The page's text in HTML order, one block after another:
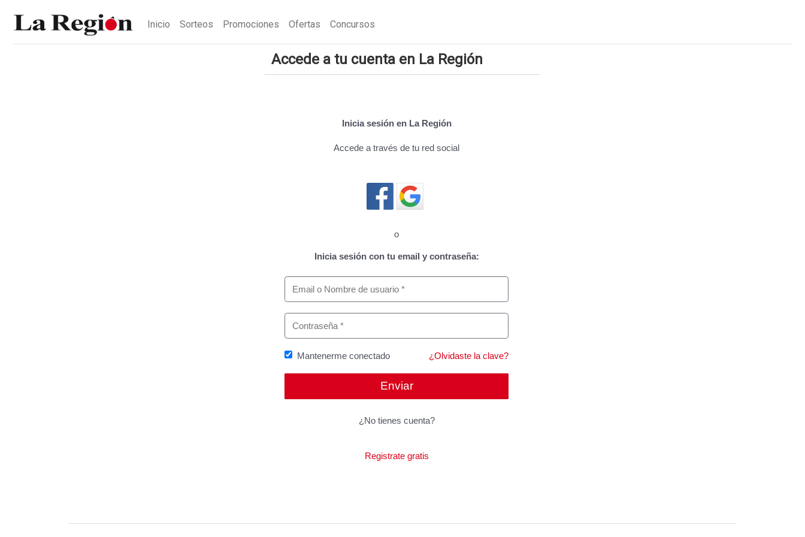
Inicio Sorteos Promociones Ofertas Concursos
Accede a tu cuenta en La Región
Inicia sesión en La Región
Accede a través de tu red social
Cerrar sesión
o
Inicia sesión con tu email y contraseña:
¿Olvidaste la clave?
Mantenerme conectado
¿No tienes cuenta?
Registrate gratis